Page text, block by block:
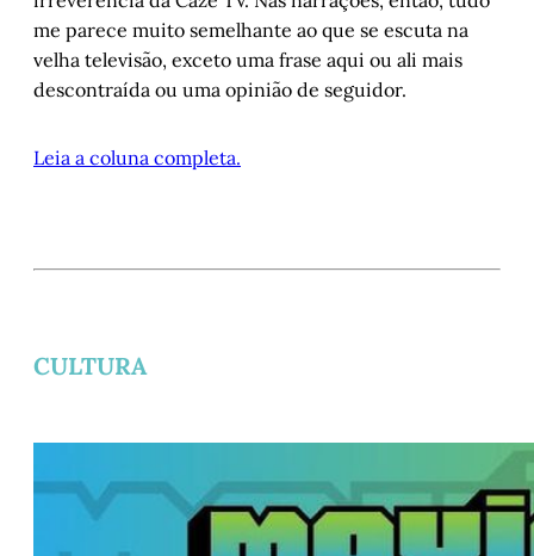
me parece muito semelhante ao que se escuta na
velha televisão, exceto uma frase aqui ou ali mais
descontraída ou uma opinião de seguidor.
Leia a coluna completa.
CULTURA